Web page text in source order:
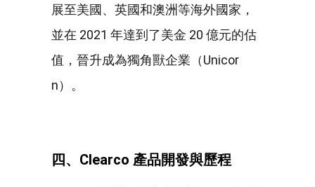
展至美國、英國和澳洲等海外國家，
並在 2021 年達到了美金 20 億元的估
值，晉升成為獨角獸企業（Unicor
n）。
四、 Clearco 產品開發與歷程